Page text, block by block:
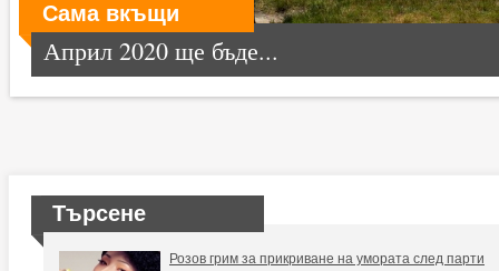
Сама вкъщи
Април 2020 ще бъде...
Търсене
Розов грим за прикриване на умората след парти